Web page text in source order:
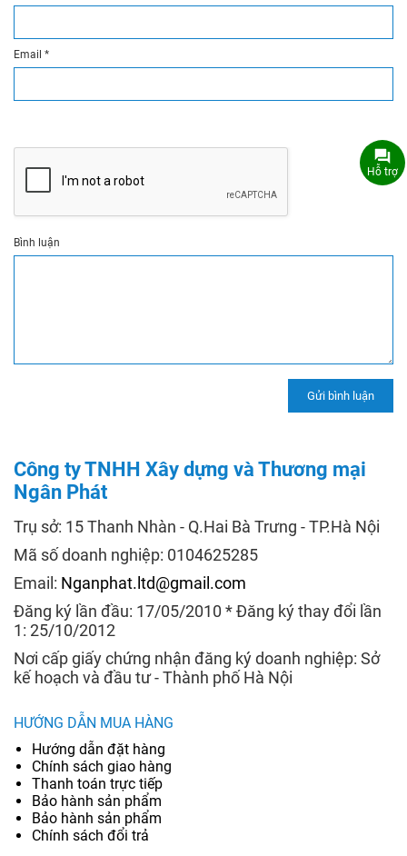
Email *
Bình luận
Công ty TNHH Xây dựng và Thương mại
Ngân Phát
Trụ sở: 15 Thanh Nhàn - Q.Hai Bà Trưng - TP.Hà Nội
Mã số doanh nghiệp: 0104625285
Email: Nganphat.ltd@gmail.com
Đăng ký lần đầu: 17/05/2010 * Đăng ký thay đổi lần
1: 25/10/2012
Nơi cấp giấy chứng nhận đăng ký doanh nghiệp: Sở
kế hoạch và đầu tư - Thành phố Hà Nội
HƯỚNG DẪN MUA HÀNG
Hướng dẫn đặt hàng
Chính sách giao hàng
Thanh toán trực tiếp
Bảo hành sản phẩm
Bảo hành sản phẩm
Chính sách đổi trả
Hỗ trợ